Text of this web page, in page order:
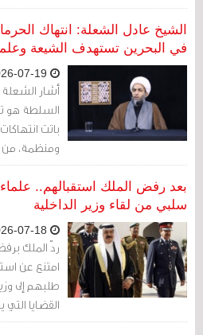
لا يؤثر في
هذا الشعور
"البحرين
منه وصفًا
الشيخ عادل الشعلة: انتهاك
في البحرين تستهدف الشيعة
أشار
السلطة هو
باتت
ومنظمة، من
مكانة
للمواطنين،
بالقيم
الاحتقان
بعد رفض الملك استقبالهم..
سلبي من لقاء وزير الداخلية
ردّ الملك
امتنع عن
طلبهم إلى
القضايا التي